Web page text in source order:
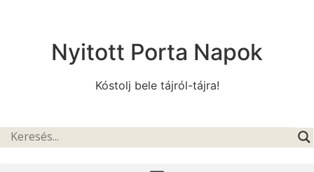
Nyitott Porta Napok
Kóstolj bele tájról-tájra!